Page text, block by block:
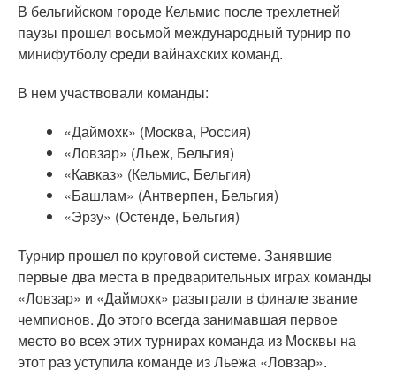
В бельгийском городе Кельмис после трехлетней
паузы прошел восьмой международный турнир по
минифутболу cреди вайнахских команд.
В нем участвовали команды:
«Даймохк» (Москва, Россия)
«Ловзар» (Льеж, Бельгия)
«Кавказ» (Кельмис, Бельгия)
«Башлам» (Антверпен, Бельгия)
«Эрзу» (Остенде, Бельгия)
Турнир прошел по круговой системе. Занявшие
первые два места в предварительных играх команды
«Ловзар» и «Даймохк» разыграли в финале звание
чемпионов. До этого всегда занимавшая первое
место во всех этих турнирах команда из Москвы на
этот раз уступила команде из Льежа «Ловзар».